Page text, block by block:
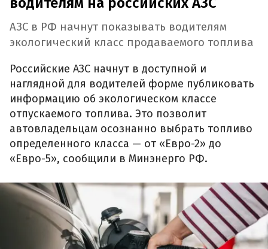
АЗС в РФ начнут показывать водителям
экологический класс продаваемого топлива
Российские АЗС начнут в доступной и
наглядной для водителей форме публиковать
информацию об экологическом классе
отпускаемого топлива. Это позволит
автовладельцам осознанно выбрать топливо
определенного класса — от «Евро-2» до
«Евро-5», сообщили в Минэнерго РФ.